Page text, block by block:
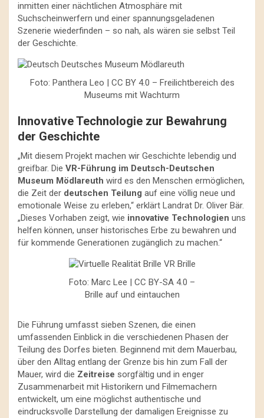
inmitten einer nächtlichen Atmosphäre mit
Suchscheinwerfern und einer spannungsgeladenen
Szenerie wiederfinden – so nah, als wären sie selbst Teil
der Geschichte.
Foto: Panthera Leo | CC BY 4.0 – Freilichtbereich des
Museums mit Wachturm
Innovative Technologie zur Bewahrung
der Geschichte
„Mit diesem Projekt machen wir Geschichte lebendig und
greifbar. Die VR-Führung im Deutsch-Deutschen
Museum Mödlareuth wird es den Menschen ermöglichen,
die Zeit der deutschen Teilung auf eine völlig neue und
emotionale Weise zu erleben,“ erklärt Landrat Dr. Oliver Bär.
„Dieses Vorhaben zeigt, wie innovative Technologien uns
helfen können, unser historisches Erbe zu bewahren und
für kommende Generationen zugänglich zu machen.“
Foto: Marc Lee | CC BY-SA 4.0 –
Brille auf und eintauchen
Die Führung umfasst sieben Szenen, die einen
umfassenden Einblick in die verschiedenen Phasen der
Teilung des Dorfes bieten. Beginnend mit dem Mauerbau,
über den Alltag entlang der Grenze bis hin zum Fall der
Mauer, wird die Zeitreise sorgfältig und in enger
Zusammenarbeit mit Historikern und Filmemachern
entwickelt, um eine möglichst authentische und
eindrucksvolle Darstellung der damaligen Ereignisse zu